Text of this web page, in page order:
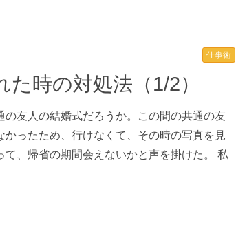
仕事術
た時の対処法（1/2）
友人の結婚式だろうか。この間の共通の友
かったため、行けなくて、その時の写真を見
、帰省の期間会えないかと声を掛けた。 私